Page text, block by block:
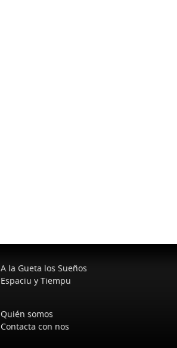
A la Gueta los Sueños
Espaciu y Tiempu
Quién somos
Contacta con nos